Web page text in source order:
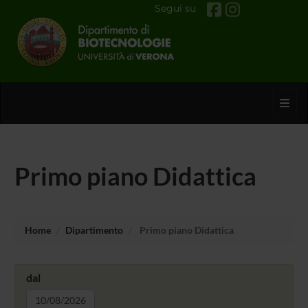
Segui su
Primo piano Didattica
Home Dipartimento Primo piano Didattica
dal